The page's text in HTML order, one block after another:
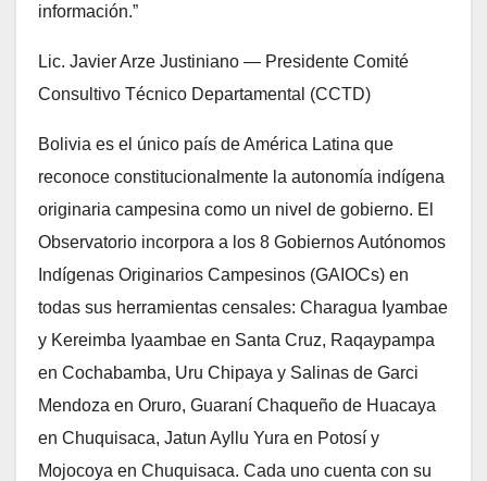
información.”
Lic. Javier Arze Justiniano — Presidente Comité
Consultivo Técnico Departamental (CCTD)
Bolivia es el único país de América Latina que
reconoce constitucionalmente la autonomía indígena
originaria campesina como un nivel de gobierno. El
Observatorio incorpora a los 8 Gobiernos Autónomos
Indígenas Originarios Campesinos (GAIOCs) en
todas sus herramientas censales: Charagua Iyambae
y Kereimba Iyaambae en Santa Cruz, Raqaypampa
en Cochabamba, Uru Chipaya y Salinas de Garci
Mendoza en Oruro, Guaraní Chaqueño de Huacaya
en Chuquisaca, Jatun Ayllu Yura en Potosí y
Mojocoya en Chuquisaca. Cada uno cuenta con su